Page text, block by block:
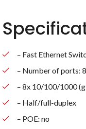
– Fast Ethernet
– Number of ports: 8
– 8x 10/100/1000
– Half/full-duplex
– POE: no